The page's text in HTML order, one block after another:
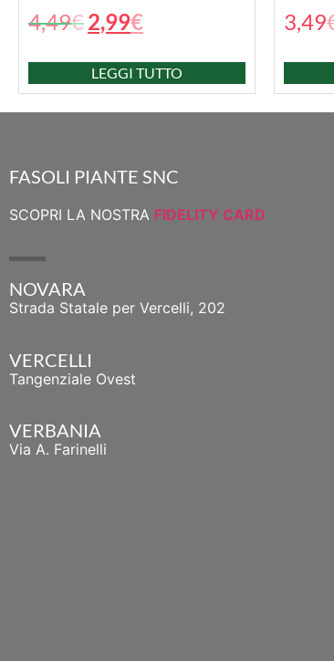
4,49€2,99€
LEGGI TUTTO
3,49
FASOLI PIANTE SNC
SCOPRI LA NOSTRA FIDELITY CARD
NOVARA
Strada Statale per Vercelli, 202
VERCELLI
Tangenziale Ovest
VERBANIA
Via A. Farinelli